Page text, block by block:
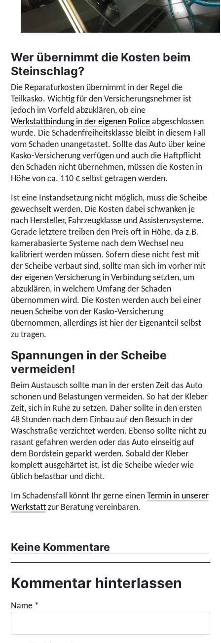
Wer übernimmt die Kosten beim
Steinschlag?
Die Reparaturkosten übernimmt in der Regel die
Teilkasko. Wichtig für den Versicherungsnehmer ist
jedoch im Vorfeld abzuklären, ob eine
Werkstattbindung in der eigenen Police abgeschlossen
wurde. Die Schadenfreiheitsklasse bleibt in diesem Fall
vom Schaden unangetastet. Sollte das Auto über keine
Kasko-Versicherung verfügen und auch die Haftpflicht
den Schaden nicht übernehmen, müssen die Kosten in
Höhe von ca. 110 € selbst getragen werden.
Ist eine Instandsetzung nicht möglich, muss die Scheibe
gewechselt werden. Die Kosten dabei schwanken je
nach Hersteller, Fahrzeugklasse und Assistenzsysteme.
Gerade letztere treiben den Preis oft in Höhe, da z.B.
kamerabasierte Systeme nach dem Wechsel neu
kalibriert werden müssen. Sofern diese nicht fest mit
der Scheibe verbaut sind, sollte man sich im vorher mit
der eigenen Versicherung in Verbindung setzten, um
abzuklären, in welchem Umfang der Schaden
übernommen wird. Die Kosten werden auch bei einer
neuen Scheibe von der Kasko-Versicherung
übernommen, allerdings ist hier der Eigenanteil selbst
zu tragen.
Spannungen in der Scheibe
vermeiden!
Beim Austausch sollte man in der ersten Zeit das Auto
schonen und Belastungen vermeiden. So hat der Kleber
Zeit, sich in Ruhe zu setzen. Daher sollte in den ersten
48 Stunden nach dem Einbau auf den Besuch in der
Waschstraße verzichtet werden. Ebenso sollte nicht zu
rasant gefahren werden oder das Auto einseitig auf
dem Bordstein geparkt werden. Sobald der Kleber
komplett ausgehärtet ist, ist die Scheibe wieder wie
üblich belastbar und dicht.
Im Schadensfall könnt Ihr gerne einenTermin in unserer
Werkstatt zur Beratung vereinbaren.
Keine Kommentare
Kommentar hinterlassen
Name *